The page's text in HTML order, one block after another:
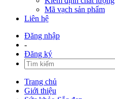
Mã vạch sản phẩm
Liên hệ
Đăng nhập
-
Đăng ký
Trang chủ
Giới thiệu